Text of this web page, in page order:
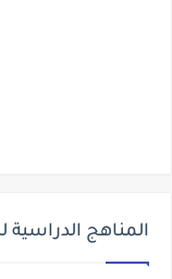
المناهج الدراسية